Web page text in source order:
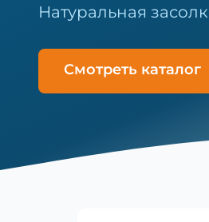
Натуральная
Смотреть каталог